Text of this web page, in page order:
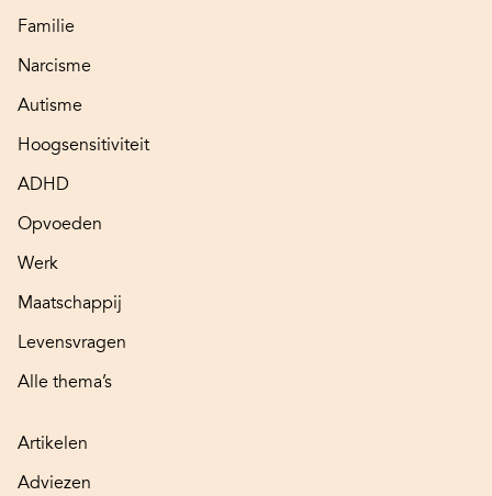
Familie
Narcisme
Autisme
Hoogsensitiviteit
ADHD
Opvoeden
Werk
Maatschappij
Levensvragen
Alle thema’s
Artikelen
Adviezen